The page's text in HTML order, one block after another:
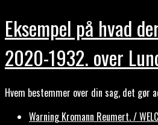
Eksempel på hvad
2020-1932. over
Hvem bestemmer over din sag, det gør
Warning Kromann Reumert. /